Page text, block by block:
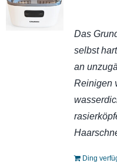
Das
selbst
an
Reinigen
Ding